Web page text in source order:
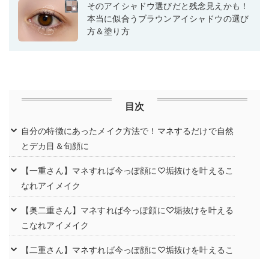
そのアイシャドウ選びだと残念見えかも！
本当に似合うブラウンアイシャドウの選び
方＆塗り方
目次
自分の特徴にあったメイク方法で！マネするだけで自然
とデカ目＆旬顔に
【一重さん】マネすれば今っぽ顔に♡垢抜けを叶えるこ
なれアイメイク
【奥二重さん】マネすれば今っぽ顔に♡垢抜けを叶える
こなれアイメイク
【二重さん】マネすれば今っぽ顔に♡垢抜けを叶えるこ